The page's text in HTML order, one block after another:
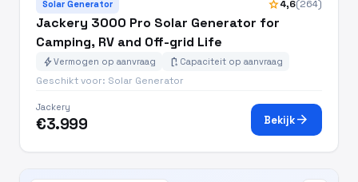
Solar Generator star4,6(264)
Jackery 3000 Pro Solar Generator for
Camping, RV and Off-grid Life
boltVermogen op aanvraag battery_charging_full Capaciteit op aanvraag
Geschikt voor: Solar Generator
Jackery
€3.999 Bekijkarrow_forward